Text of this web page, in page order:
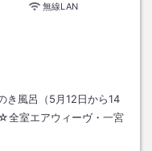
無線LAN
き風呂（5月12日から14
全室エアウィーヴ・一宮